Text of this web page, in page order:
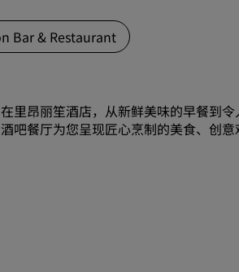
Bar & Restaurant
在里昂丽笙酒店，从新鲜美味的早餐到
酒吧餐厅为您呈现匠心烹制的美食、创